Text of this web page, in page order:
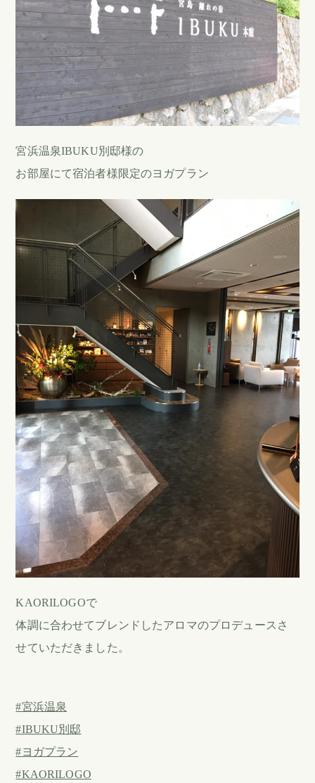
宮浜温泉IBUKU別邸様の
お部屋にて宿泊者様限定のヨガプラン
KAORILOGOで
体調に合わせてブレンドしたアロマのプロデュースさ
せていただきました。
#宮浜温泉
#IBUKU別邸
#ヨガプラン
#KAORILOGO